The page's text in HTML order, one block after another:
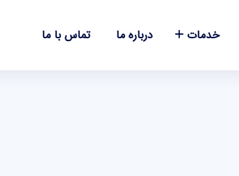
خدمات درباره ما تماس با ما